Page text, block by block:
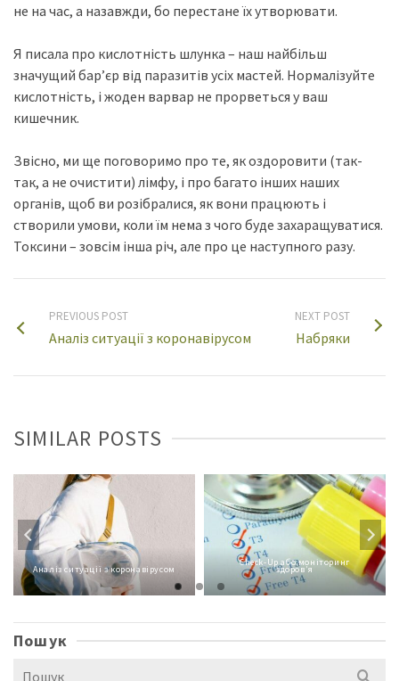
не на час, а назавжди, бо перестане їх утворювати.
Я писала про кислотність шлунка – наш найбільш
значущий бар’єр від паразитів усіх мастей. Нормалізуйте
кислотність, і жоден варвар не прорветься у ваш
кишечник.
Звісно, ми ще поговоримо про те, як оздоровити (так-
так, а не очистити) лімфу, і про багато інших наших
органів, щоб ви розібралися, як вони працюють і
створили умови, коли їм нема з чого буде захаращуватися.
Токсини – зовсім інша річ, але про це наступного разу.
PREVIOUS POST
Аналіз ситуації з коронавірусом
NEXT POST
Набряки
SIMILAR POSTS
Аналіз ситуації з коронавірусом
Check-Up або моніторинг
здоров’я
Пошук
Search